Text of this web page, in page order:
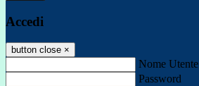
Accedi
button close ×
Nome Utente
Password